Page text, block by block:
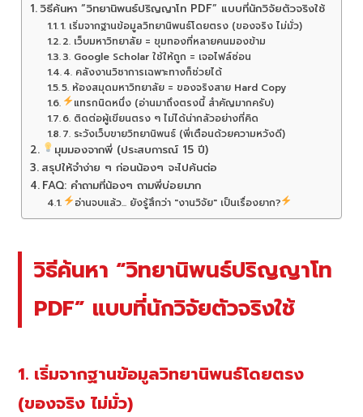
วิธีค้นหา “วิทยานิพนธ์ปริญญาโท PDF” แบบที่นักวิจัยตัวจริงใช้
1. เริ่มจากฐานข้อมูลวิทยานิพนธ์โดยตรง (ของจริง ไม่มั่ว)
2. เว็บมหาวิทยาลัย = ขุมทองที่หลายคนมองข้าม
3. Google Scholar ใช้ให้ถูก = เจอไฟล์ซ่อน
4. คลังงานวิชาการเฉพาะทางก็ช่วยได้
5. ห้องสมุดมหาวิทยาลัย = ของจริงสาย Hard Copy
แทรกนิดหนึ่ง (อ่านมาถึงตรงนี้ สำคัญมากครับ)
6. ติดต่อผู้เขียนตรง ๆ ไม่ได้น่ากลัวอย่างที่คิด
7. ระวังเว็บขายวิทยานิพนธ์ (พี่เตือนด้วยความหวังดี)
มุมมองจากพี่ (ประสบการณ์ 15 ปี)
สรุปให้จำง่าย ๆ ก่อนน้องๆ จะไปค้นต่อ
FAQ: คำถามที่น้องๆ ถามพี่บ่อยมาก
อ่านจบแล้ว... ยังรู้สึกว่า "งานวิจัย" เป็นเรื่องยาก?
วิธีค้นหา “วิทยานิพนธ์ปริญญาโท
PDF” แบบที่นักวิจัยตัวจริงใช้
1. เริ่มจากฐานข้อมูลวิทยานิพนธ์โดยตรง
(ของจริง ไม่มั่ว)